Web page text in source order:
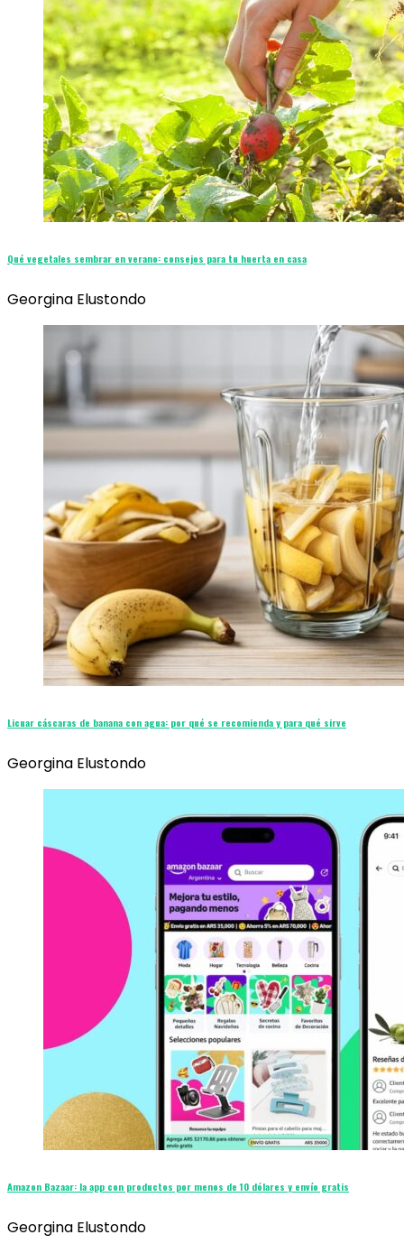
Qué vegetales sembrar en verano: consejos para tu huerta en casa
Georgina Elustondo
Licuar cáscaras de banana con agua: por qué se recomienda y para qué sirve
Georgina Elustondo
Amazon Bazaar: la app con productos por menos de 10 dólares y envío gratis
Georgina Elustondo